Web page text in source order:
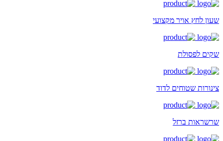
שעון לחץ אויר מקצועי
שקים לפסולת
צינורות שטוחים לדוד
שרשראות ברזל